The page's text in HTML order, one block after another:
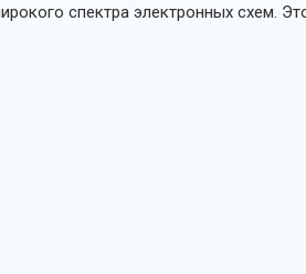
спектра электронных схем.